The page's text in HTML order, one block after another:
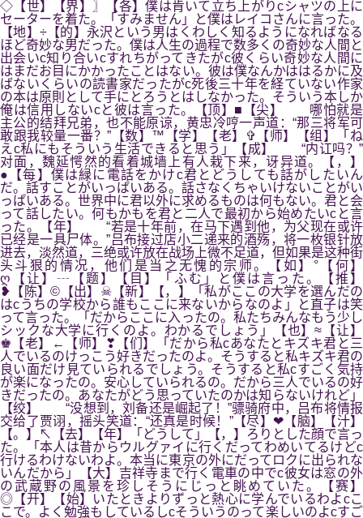
◇【世】【界】〗【各】僕は肯いて立ち上がりcシャツの上に
セーターを着た。「すみません」と僕はレイコさんに言った。
【地】÷【的】永沢という男はくわしく知るようになればなる
ほど奇妙な男だった。僕は人生の過程で数多くの奇妙な人間と
出会いc知り合いcすれちがってきたがc彼くらい奇妙な人間に
はまだお目にかかったことはない。彼は僕なんかははるかに及
ばないくらいの読書家だったがc死後三十年を経ていない作家
の本は原則として手にとろうとはしなかった。そういう本しか
俺は信用しないcと彼は言った。【顶】■【尖】 哪怕就是
主公的结拜兄弟，也不能原谅，黄忠冷哼一声道：“那三将军可
敢跟我较量一番？”【数】™【学】【老】✞【师】【组】「ね
えc私にもそういう生活できると思う」【成】 “内讧吗？”
对面，魏延愕然的看着城墙上有人栽下来，讶异道。【，】
●【每】僕は緑に電話をかけc君とどうしても話がしたいん
だ。話すことがいっぱいある。話さなくちゃいけないことがい
っぱいある。世界中に君以外に求めるものは何もない。君と会
って話したい。何もかもを君と二人で最初から始めたいcと言
った。【年】 “若是十年前，在马下遇到他，为父现在或许
已经是一具尸体。”吕布接过店小二递来的酒殇，将一枚银针放
进去，淡然道，三绝或许放在战场上微不足道，但如果是这种街
头斗狠的情况，他们是当之无愧的宗师。【如】°【何】
ღ【让】┄【题】【目】「ふむ」と僕は言った。【推】
❥【陈】©【出】☠【新】【，】「私がここの大学を選んだの
はcうちの学校から誰もここに来ないからなのよ」と直子は笑
って言った。「だからここに入ったの。私たちみんなもう少し
シックな大学に行くのよ。わかるでしょう」【也】≈【让】
♚【老】←【师】❣【们】「だから私cあなたとキズキ君と三
人でいるのけっこう好きだったのよ。そうすると私キズキ君の
良い面だけ見ていられるでしょう。そうすると私cすごく気持
が楽になったの。安心していられるの。だから三人でいるの好
きだったの。あなたがどう思っていたのかは知らないけれど」
【绞】 “没想到，刘备还是崛起了！”骠骑府中，吕布将情报
交给了贾诩，摇头笑道：“还真是时候！”【尽】❤【脑】【汁】
【。】↖【去】【年】「どうして」【，】ろりとした顔で言っ
た。「本人は昔からウルグァイに行くだってわめいてるけどc
行けるわけないわよ。本当に東京の外にだってロクに出られな
いんだから」【大】吉祥寺まで行く電車の中でc彼女は窓の外
の武蔵野の風景を珍しそうにじっと眺めていた。【赛】
◎【开】【始】いたときよりずっと熱心に学んでいるわよcこ
こで。よく勉強もしているしcそういうのって楽しいのよcすご